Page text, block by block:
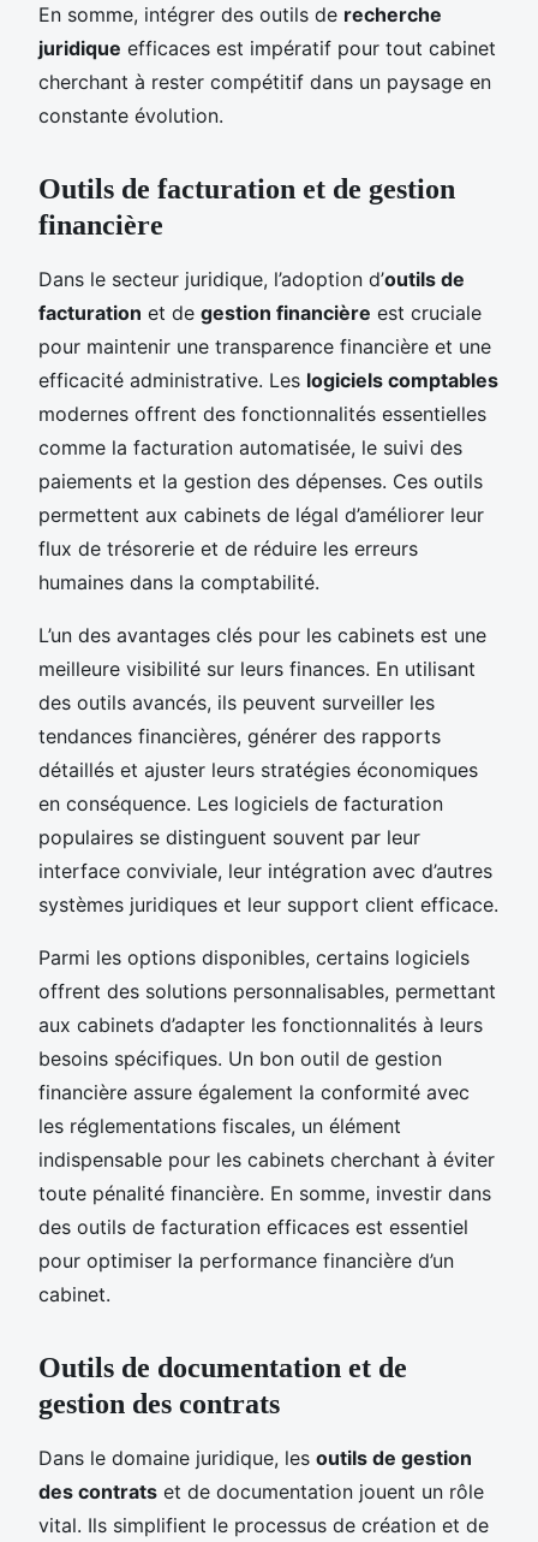
En somme, intégrer des outils de recherche
juridique efficaces est impératif pour tout cabinet
cherchant à rester compétitif dans un paysage en
constante évolution.
Outils de facturation et de gestion
financière
Dans le secteur juridique, l’adoption d’outils de
facturation et de gestion financière est cruciale
pour maintenir une transparence financière et une
efficacité administrative. Les logiciels comptables
modernes offrent des fonctionnalités essentielles
comme la facturation automatisée, le suivi des
paiements et la gestion des dépenses. Ces outils
permettent aux cabinets de légal d’améliorer leur
flux de trésorerie et de réduire les erreurs
humaines dans la comptabilité.
L’un des avantages clés pour les cabinets est une
meilleure visibilité sur leurs finances. En utilisant
des outils avancés, ils peuvent surveiller les
tendances financières, générer des rapports
détaillés et ajuster leurs stratégies économiques
en conséquence. Les logiciels de facturation
populaires se distinguent souvent par leur
interface conviviale, leur intégration avec d’autres
systèmes juridiques et leur support client efficace.
Parmi les options disponibles, certains logiciels
offrent des solutions personnalisables, permettant
aux cabinets d’adapter les fonctionnalités à leurs
besoins spécifiques. Un bon outil de gestion
financière assure également la conformité avec
les réglementations fiscales, un élément
indispensable pour les cabinets cherchant à éviter
toute pénalité financière. En somme, investir dans
des outils de facturation efficaces est essentiel
pour optimiser la performance financière d’un
cabinet.
Outils de documentation et de
gestion des contrats
Dans le domaine juridique, les outils de gestion
des contrats et de documentation jouent un rôle
vital. Ils simplifient le processus de création et de